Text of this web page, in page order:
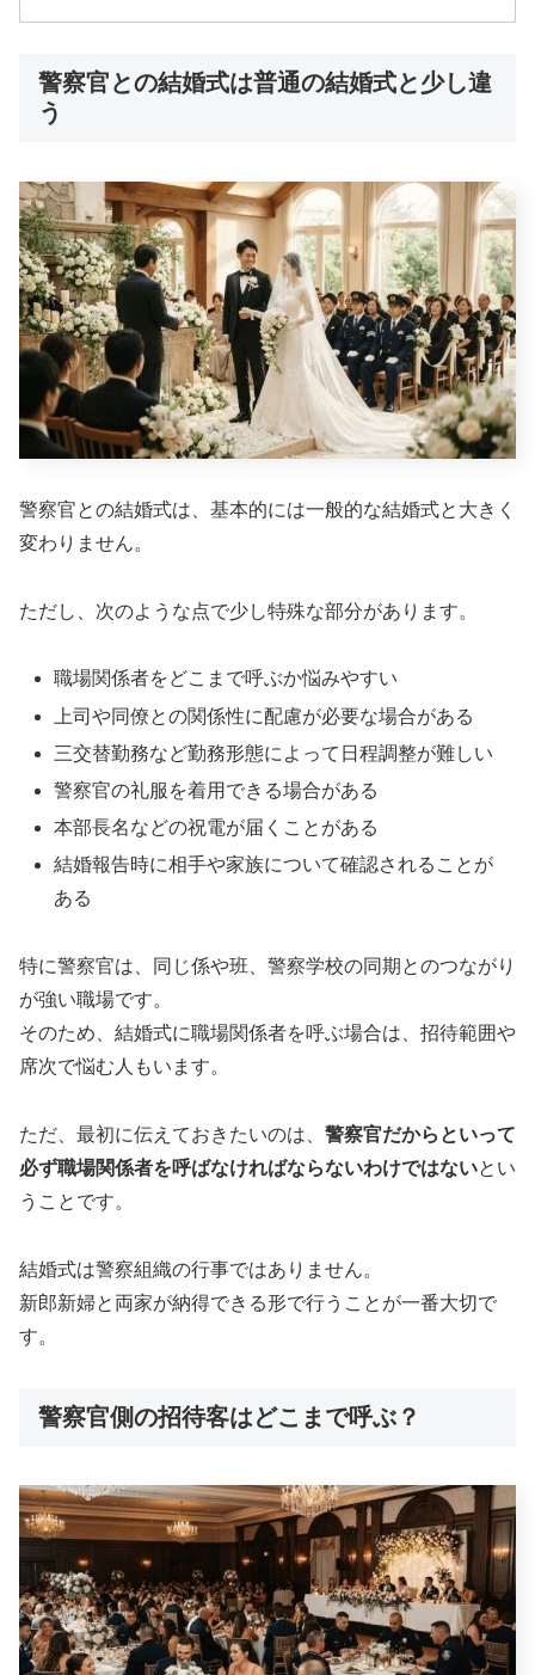
警察官との結婚式は普通の結婚式と少し違
う
警察官との結婚式は、基本的には一般的な結婚式と大きく
変わりません。
ただし、次のような点で少し特殊な部分があります。
職場関係者をどこまで呼ぶか悩みやすい
上司や同僚との関係性に配慮が必要な場合がある
三交替勤務など勤務形態によって日程調整が難しい
警察官の礼服を着用できる場合がある
本部長名などの祝電が届くことがある
結婚報告時に相手や家族について確認されることが
ある
特に警察官は、同じ係や班、警察学校の同期とのつながり
が強い職場です。
そのため、結婚式に職場関係者を呼ぶ場合は、招待範囲や
席次で悩む人もいます。
ただ、最初に伝えておきたいのは、 警察官だからといって
必ず職場関係者を呼ばなければならないわけではないとい
うことです。
結婚式は警察組織の行事ではありません。
新郎新婦と両家が納得できる形で行うことが一番大切で
す。
警察官側の招待客はどこまで呼ぶ？